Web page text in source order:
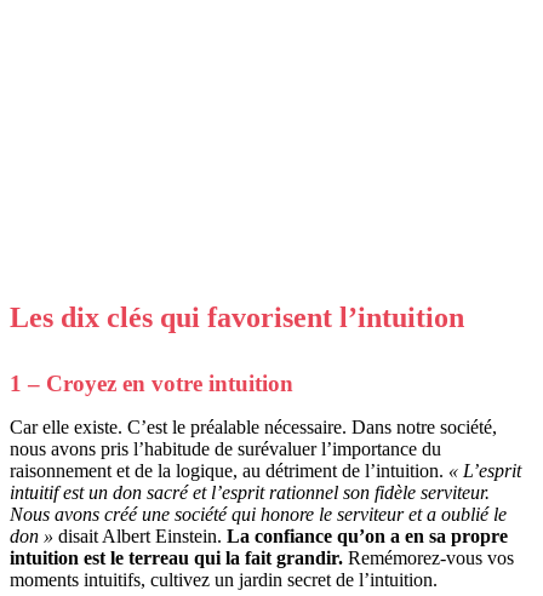
Les dix clés qui favorisent l’intuition
1 – Croyez en votre intuition
Car elle existe. C’est le préalable nécessaire. Dans notre société,
nous avons pris l’habitude de surévaluer l’importance du
raisonnement et de la logique, au détriment de l’intuition. « L’esprit
intuitif est un don sacré et l’esprit rationnel son fidèle serviteur.
Nous avons créé une société qui honore le serviteur et a oublié le
don » disait Albert Einstein. La confiance qu’on a en sa propre
intuition est le terreau qui la fait grandir. Remémorez-vous vos
moments intuitifs, cultivez un jardin secret de l’intuition.